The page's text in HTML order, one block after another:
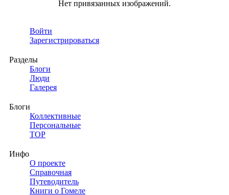
Нет привязанных изображений.
Войти
Зарегистрироваться
Разделы
Блоги
Люди
Галерея
Блоги
Коллективные
Персональные
TOP
Инфо
О проекте
Справочная
Путеводитель
Книги о Гомеле